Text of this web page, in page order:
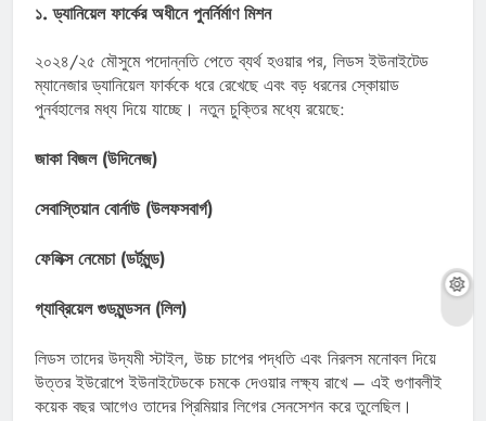
১. ড্যানিয়েল ফার্কের অধীনে পুনর্নির্মাণ মিশন
২০২৪/২৫ মৌসুমে পদোন্নতি পেতে ব্যর্থ হওয়ার পর, লিডস ইউনাইটেড
ম্যানেজার ড্যানিয়েল ফার্ককে ধরে রেখেছে এবং বড় ধরনের স্কোয়াড
পুনর্বহালের মধ্য দিয়ে যাচ্ছে। নতুন চুক্তির মধ্যে রয়েছে:
জাকা বিজল (উদিনেজ)
সেবাস্তিয়ান বোর্নাউ (উলফসবার্গ)
ফেলিক্স নেমেচা (ডর্টমুন্ড)
গ্যাব্রিয়েল গুডমুন্ডসন (লিল)
লিডস তাদের উদ্যমী স্টাইল, উচ্চ চাপের পদ্ধতি এবং নিরলস মনোবল দিয়ে
উত্তর ইউরোপে ইউনাইটেডকে চমকে দেওয়ার লক্ষ্য রাখে – এই গুণাবলীই
কয়েক বছর আগেও তাদের প্রিমিয়ার লিগের সেনসেশন করে তুলেছিল।